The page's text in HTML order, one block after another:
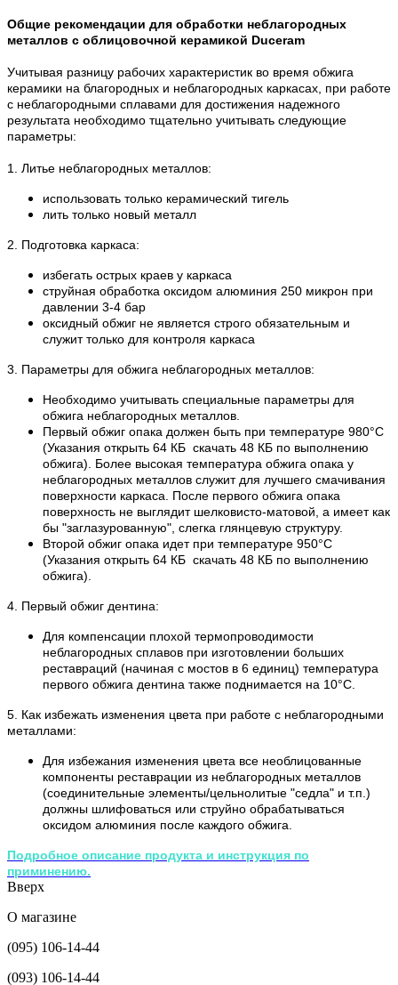
Общие рекомендации для обработки неблагородных
металлов с облицовочной керамикой Duceram
Учитывая разницу рабочих характеристик во время обжига
керамики на благородных и неблагородных каркасах, при работе
с неблагородными сплавами для достижения надежного
результата необходимо тщательно учитывать следующие
параметры:
1. Литье неблагородных металлов:
использовать только керамический тигель
лить только новый металл
2. Подготовка каркаса:
избегать острых краев у каркаса
струйная обработка оксидом алюминия 250 микрон при
давлении 3-4 бар
оксидный обжиг не является строго обязательным и
служит только для контроля каркаса
3. Параметры для обжига неблагородных металлов:
Необходимо учитывать специальные параметры для
обжига неблагородных металлов.
Первый обжиг опака должен быть при температуре 980°С
(Указания открыть 64 КБ скачать 48 КБ по выполнению
обжига). Более высокая температура обжига опака у
неблагородных металлов служит для лучшего смачивания
поверхности каркаса. После первого обжига опака
поверхность не выглядит шелковисто-матовой, а имеет как
бы "заглазурованную", слегка глянцевую структуру.
Второй обжиг опака идет при температуре 950°С
(Указания открыть 64 КБ скачать 48 КБ по выполнению
обжига).
4. Первый обжиг дентина:
Для компенсации плохой термопроводимости
неблагородных сплавов при изготовлении больших
реставраций (начиная с мостов в 6 единиц) температура
первого обжига дентина также поднимается на 10°С.
5. Как избежать изменения цвета при работе с неблагородными
металлами:
Для избежания изменения цвета все необлицованные
компоненты реставрации из неблагородных металлов
(соединительные элементы/цельнолитые "седла" и т.п.)
должны шлифоваться или струйно обрабатываться
оксидом алюминия после каждого обжига.
​Подробное описание продукта и инструкция по
приминению.
Вверх
О магазине
(095) 106-14-44
(093) 106-14-44